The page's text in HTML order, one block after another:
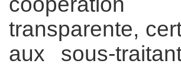
transparente,
aux sous-